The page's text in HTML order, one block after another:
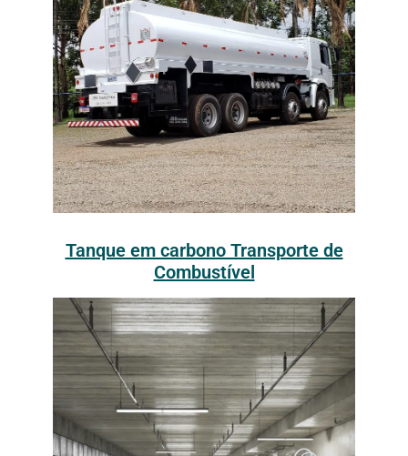
Tanque em carbono Transporte de
Combustível